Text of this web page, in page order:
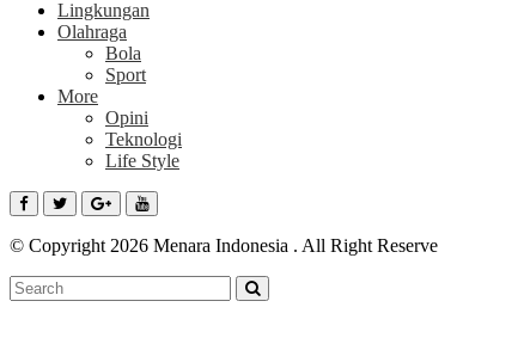
Lingkungan
Olahraga
Bola
Sport
More
Opini
Teknologi
Life Style
© Copyright 2026 Menara Indonesia . All Right Reserve